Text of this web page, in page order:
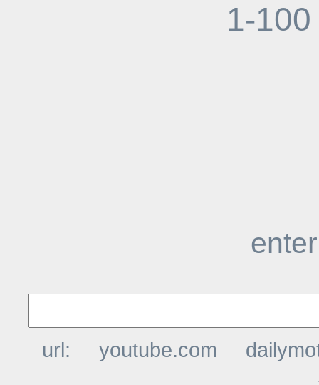
1-100
url: youtube.com